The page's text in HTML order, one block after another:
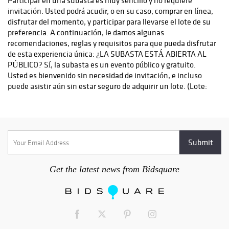
Get the latest news from Bidsquare